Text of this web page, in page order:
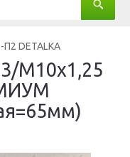
П2 DETALKA
М10х1,25